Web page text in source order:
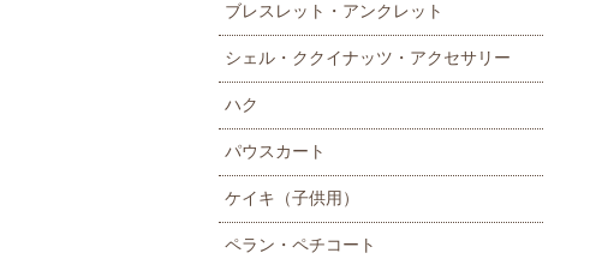
ブレスレット・アンクレット
シェル・ククイナッツ・アクセサリー
ハク
パウスカート
ケイキ（子供用）
ペラン・ペチコート